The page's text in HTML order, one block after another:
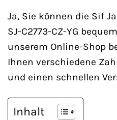
Ja, Sie können die Sif
SJ-C2773-CZ-YG
unserem Online-Shop
Ihnen verschiedene
und einen schnellen
Inhalt